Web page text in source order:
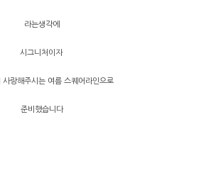
라는생각에
시그니처이자
사랑해주시는 여름 스퀘어라인으로
준비했습니다